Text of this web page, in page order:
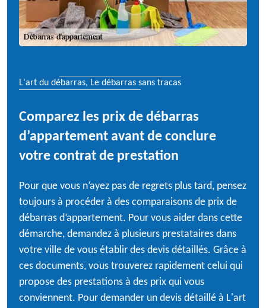
L'art du débarras, Le débarras sans tracas
Comparez les prix de débarras
d’appartement avant de conclure
votre contrat de prestation
Pour que vous n’ayez pas de regrets plus tard, pensez
toujours à procéder à des comparaisons de prix de
débarras d’appartement. Pour vous aider dans cette
démarche, demandez à plusieurs prestataires dans
votre ville de vous établir des devis détaillés. Grâce à
ces documents, vous trouverez rapidement celui qui
propose des prestations à des prix qui vous
conviennent. Pour demander un devis détaillé à L'art